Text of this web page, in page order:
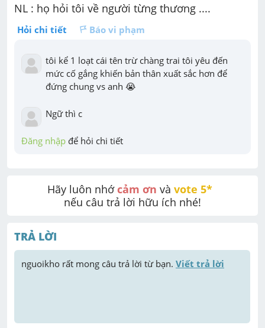
NL : họ hỏi tôi về người từng thương ....
Hỏi chi tiết Báo vi phạm
tôi kể 1 loạt cái tên trừ chàng trai tôi yêu đến
mức cố gắng khiến bản thân xuất sắc hơn để
đứng chung vs anh 😭
Ngữ thì c
Đăng nhập để hỏi chi tiết
Hãy luôn nhớ cảm ơn và vote 5*
nếu câu trả lời hữu ích nhé!
TRẢ LỜI
nguoikho rất mong câu trả lời từ bạn. Viết trả lời